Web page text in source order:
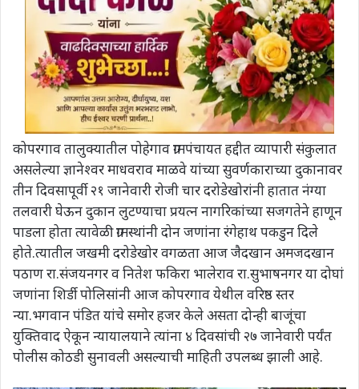
कोपरगाव तालुक्यातील पोहेगाव ग्रामपंचायत हद्दीत व्यापारी संकुलात
असलेल्या ज्ञानेश्वर माधवराव माळवे यांच्या सुवर्णकाराच्या दुकानावर
तीन दिवसापूर्वी २१ जानेवारी रोजी चार दरोडेखोरांनी हातात नंग्या
तलवारी घेऊन दुकान लुटण्याचा प्रयत्न नागरिकांच्या सजगतेने हाणून
पाडला होता त्यावेळी ग्रामस्थांनी दोन जणांना रंगेहाथ पकडुन दिले
होते.त्यातील जखमी दरोडेखोर वगळता आज जैदखान अमजदखान
पठाण रा.संजयनगर व नितेश फकिरा भालेराव रा.सुभाषनगर या दोघां
जणांना शिर्डी पोलिसांनी आज कोपरगाव येथील वरिष्ठ स्तर
न्या.भगवान पंडित यांचे समोर हजर केले असता दोन्ही बाजूंचा
युक्तिवाद ऐकून न्यायालयाने त्यांना ४ दिवसांची २७ जानेवारी पर्यंत
पोलीस कोठडी सुनावली असल्याची माहिती उपलब्ध झाली आहे.